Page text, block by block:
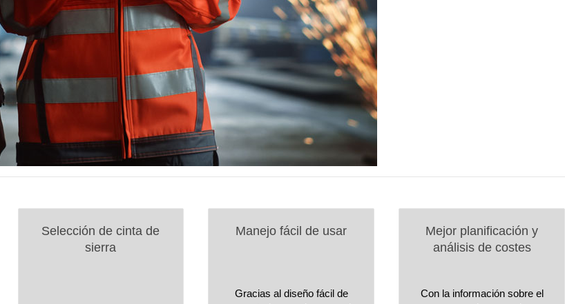
Selección de cinta de
sierra
Manejo fácil de usar
Gracias al diseño fácil de
Mejor planificación y
análisis de costes
Con la información sobre el